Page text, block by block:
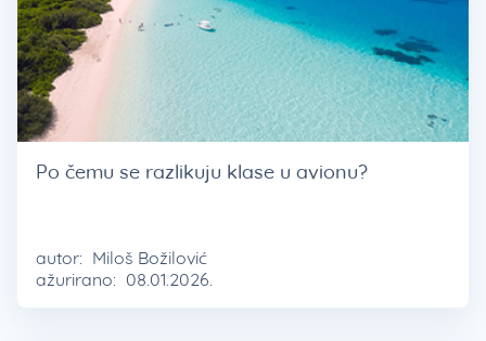
Po čemu se razlikuju klase u avionu?
autor: Miloš Božilović
ažurirano: 08.01.2026.